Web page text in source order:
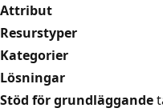
Attribut
Resurstyper
Kategorier
Lösningar
Stöd för grundläggande